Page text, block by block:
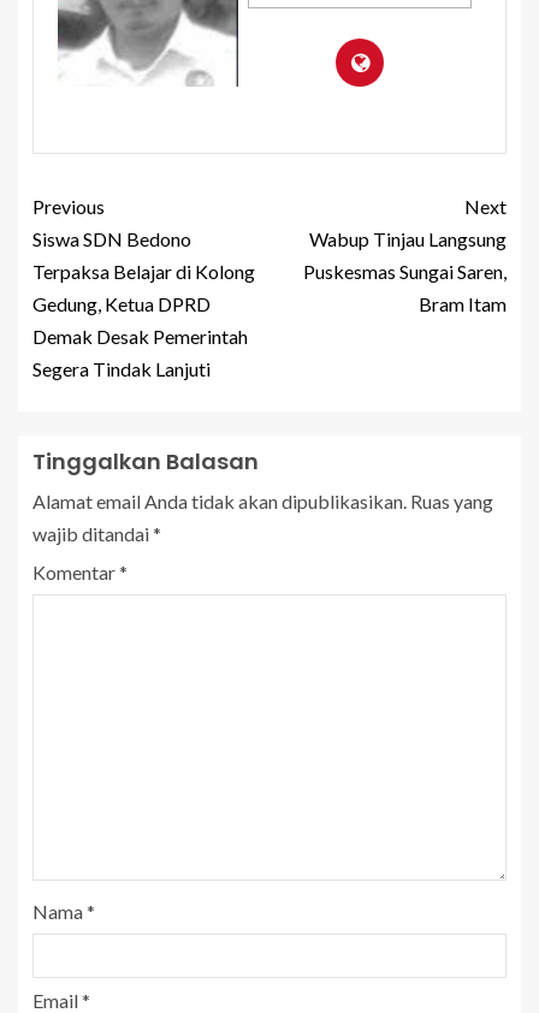
Previous
Siswa SDN Bedono
Terpaksa Belajar di Kolong
Gedung, Ketua DPRD
Demak Desak Pemerintah
Segera Tindak Lanjuti
Next
Wabup Tinjau Langsung
Puskesmas Sungai Saren,
Bram Itam
Tinggalkan Balasan
Alamat email Anda tidak akan dipublikasikan. Ruas yang
wajib ditandai*
Komentar*
Nama*
Email*